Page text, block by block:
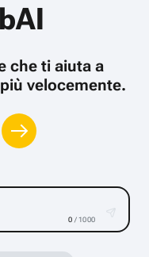
che ti aiuta a
velocemente.
0 / 1000